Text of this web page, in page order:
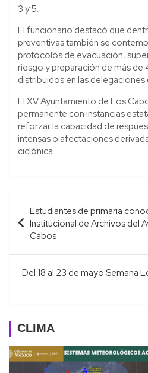
3 y 5.
El funcionario destacó que
preventivas también se
protocolos de evacuación,
riesgo y preparación de más
distribuidos en las delegaciones
El XV Ayuntamiento de Los
permanente con instancias
reforzar la capacidad de
intensas o afectaciones
ciclónica.
Navegación
de
entradas
Estudiantes de primaria
Institucional de Archivos del
Cabos
Del 18 al 23 de mayo Semana
CLIMA